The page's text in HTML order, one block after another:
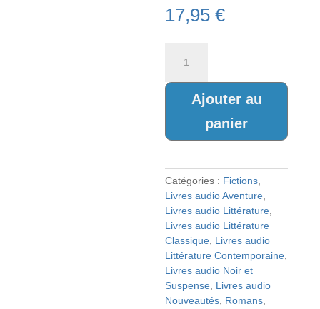
17,95€
Ajouter au
panier
Catégories : Fictions
Livres audio Aventure
Livres audio Littérature
Livres audio Littérature
Classique Livres audio
Littérature Contemporaine
Livres audio Noir et
Suspense Livres audio
Nouveautés Romans